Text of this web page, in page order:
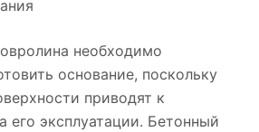
необходимо
основание, поскольку
приводят к
его эксплуатации. Бетонный